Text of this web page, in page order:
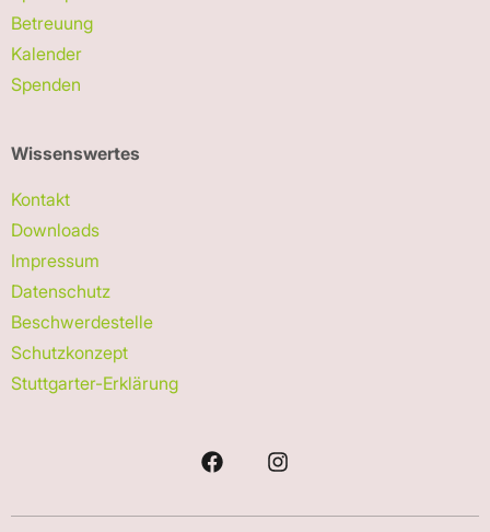
Betreuung
Kalender
Spenden
Wissenswertes
Kontakt
Downloads
Impressum
Datenschutz
Beschwerdestelle
Schutzkonzept
Stuttgarter-Erklärung